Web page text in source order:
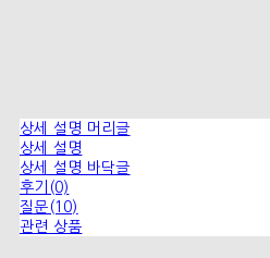
상세 설명 머리글
상세 설명
상세 설명 바닥글
후기(0)
질문(10)
관련 상품